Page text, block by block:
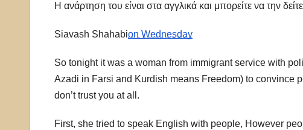
Η ανάρτηση του είναι στα αγγλικά και μπορείτε να την
Siavash Shahabion Wednesday
So tonight it was a woman from immigrant service with
Azadi in Farsi and Kurdish means Freedom) to convince
don’t trust you at all.
First, she tried to speak English with people, However